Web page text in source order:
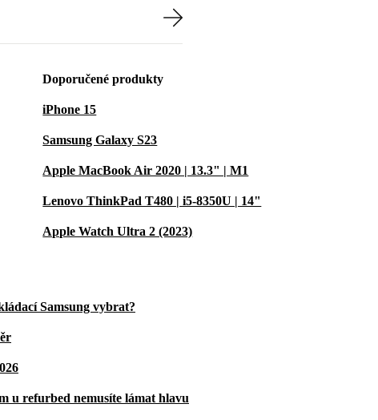
Doporučené produkty
iPhone 15
Samsung Galaxy S23
Apple MacBook Air 2020 | 13.3" | M1
Lenovo ThinkPad T480 | i5-8350U | 14"
Apple Watch Ultra 2 (2023)
Samsung vybrat?
u refurbed nemusíte lámat hlavu